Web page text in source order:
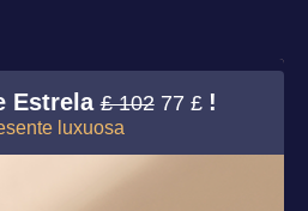
Estrela£ 102 77 £ !
luxuosa